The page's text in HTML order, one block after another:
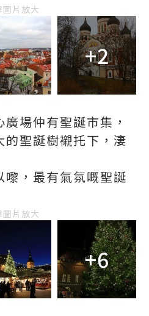
圖片放大
+2
場仲有聖誕市集，
聖誕樹襯托下，淒
，最有氣氛嘅聖誕
圖片放大
+6